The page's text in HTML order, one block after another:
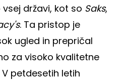
državi, kot so Saks,
. Ta pristop je
ugled in prepričal
za visoko kvalitetne
V petdesetih letih